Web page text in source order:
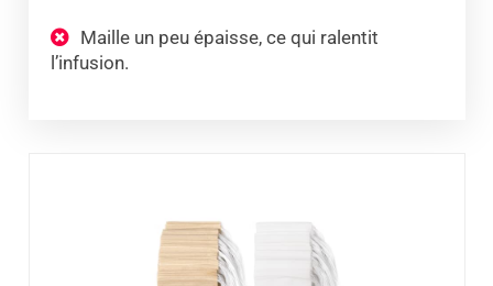
Maille un peu épaisse, ce qui ralentit
l’infusion.